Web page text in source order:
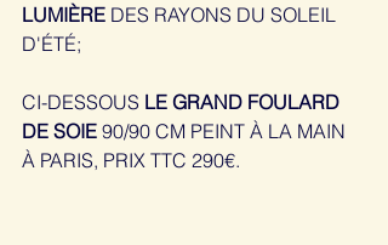
LUMIÈRE DES RAYONS DU SOLEIL
D'ÉTÉ;
CI-DESSOUS LE GRAND FOULARD
DE SOIE 90/90 CM PEINT À LA MAIN
À PARIS, PRIX TTC 290€.